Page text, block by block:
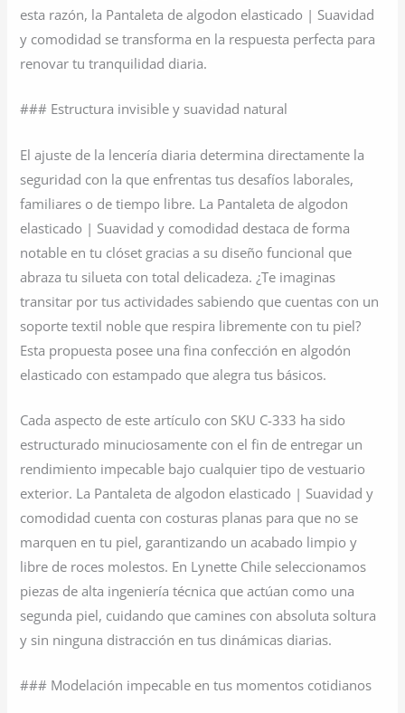
esta razón, la Pantaleta de algodon elasticado | Suavidad
y comodidad se transforma en la respuesta perfecta para
renovar tu tranquilidad diaria.
### Estructura invisible y suavidad natural
El ajuste de la lencería diaria determina directamente la
seguridad con la que enfrentas tus desafíos laborales,
familiares o de tiempo libre. La Pantaleta de algodon
elasticado | Suavidad y comodidad destaca de forma
notable en tu clóset gracias a su diseño funcional que
abraza tu silueta con total delicadeza. ¿Te imaginas
transitar por tus actividades sabiendo que cuentas con un
soporte textil noble que respira libremente con tu piel?
Esta propuesta posee una fina confección en algodón
elasticado con estampado que alegra tus básicos.
Cada aspecto de este artículo con SKU C-333 ha sido
estructurado minuciosamente con el fin de entregar un
rendimiento impecable bajo cualquier tipo de vestuario
exterior. La Pantaleta de algodon elasticado | Suavidad y
comodidad cuenta con costuras planas para que no se
marquen en tu piel, garantizando un acabado limpio y
libre de roces molestos. En Lynette Chile seleccionamos
piezas de alta ingeniería técnica que actúan como una
segunda piel, cuidando que camines con absoluta soltura
y sin ninguna distracción en tus dinámicas diarias.
### Modelación impecable en tus momentos cotidianos